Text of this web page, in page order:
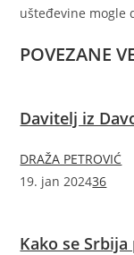
ušteđevine mogle
POVEZANE
Davitelj iz
DRAŽA PETROVIĆ
19. jan 202436
Kako se